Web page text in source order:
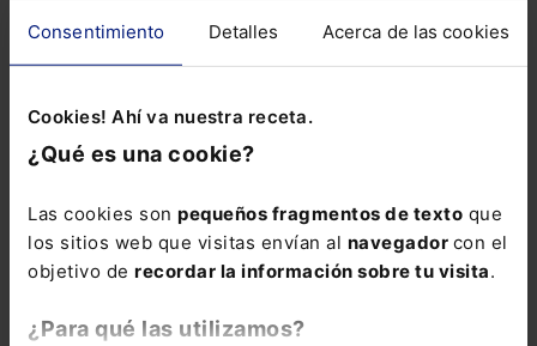
Consentimiento Detalles Acerca de las cookies
Cookies! Ahí va nuestra receta.
¿Qué es una cookie?
Las cookies son pequeños fragmentos de texto que
los sitios web que visitas envían al navegador con el
objetivo de recordar la información sobre tu visita.
¿Para qué las utilizamos?
afectan al conjunto
de nuestro sistema
Tributarias